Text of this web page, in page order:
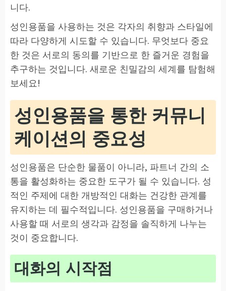
니다.
성인용품을 사용하는 것은 각자의 취향과 스타일에
따라 다양하게 시도할 수 있습니다. 무엇보다 중요
한 것은 서로의 동의를 기반으로 한 즐거운 경험을
추구하는 것입니다. 새로운 친밀감의 세계를 탐험해
보세요!
성인용품을 통한 커뮤니
케이션의 중요성
성인용품은 단순한 물품이 아니라, 파트너 간의 소
통을 활성화하는 중요한 도구가 될 수 있습니다. 성
적인 주제에 대한 개방적인 대화는 건강한 관계를
유지하는 데 필수적입니다. 성인용품을 구매하거나
사용할 때 서로의 생각과 감정을 솔직하게 나누는
것이 중요합니다.
대화의 시작점